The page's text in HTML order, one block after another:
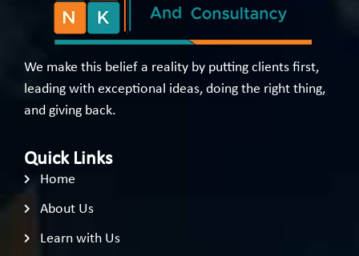
We make this belief a reality by putting clients first,
leading with exceptional ideas, doing the right thing,
and giving back.
Quick Links
Home
About Us
Learn with Us